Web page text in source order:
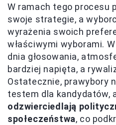
W ramach tego procesu
swoje strategie, a
wyrażenia swoich
właściwymi wyborami.
dnia głosowania,
bardziej napięta, a
Ostatecznie, prawybory
testem dla kandydatów,
odzwierciedlają
społeczeństwa, co